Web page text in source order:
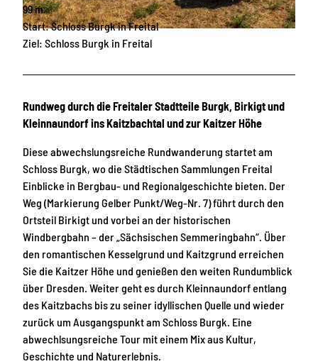
CC-BY
99 m
Start: Schloss Burgk in Freital
Ziel: Schloss Burgk in Freital
Rundweg durch die Freitaler Stadtteile Burgk, Birkigt und
Kleinnaundorf ins Kaitzbachtal und zur Kaitzer Höhe
Diese abwechslungsreiche Rundwanderung startet am
Schloss Burgk, wo die Städtischen Sammlungen Freital
Einblicke in Bergbau- und Regionalgeschichte bieten. Der
Weg (Markierung Gelber Punkt/Weg-Nr. 7) führt durch den
Ortsteil Birkigt und vorbei an der historischen
Windbergbahn – der „Sächsischen Semmeringbahn“. Über
den romantischen Kesselgrund und Kaitzgrund erreichen
Sie die Kaitzer Höhe und genießen den weiten Rundumblick
über Dresden. Weiter geht es durch Kleinnaundorf entlang
des Kaitzbachs bis zu seiner idyllischen Quelle und wieder
zurück um Ausgangspunkt am Schloss Burgk. Eine
abwechlsungsreiche Tour mit einem Mix aus Kultur,
Geschichte und Naturerlebnis.